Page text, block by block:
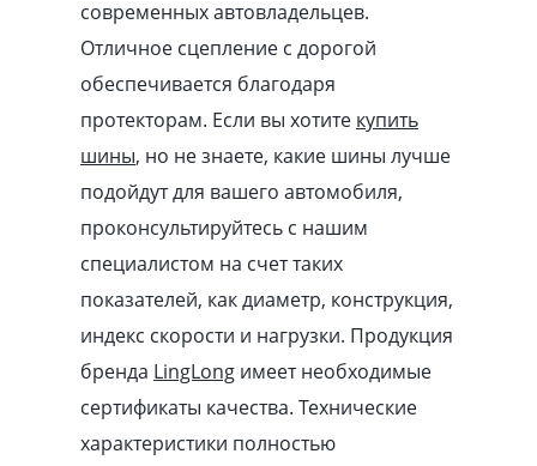
современных автовладельцев.
Отличное сцепление с дорогой
обеспечивается благодаря
протекторам. Если вы хотите купить
шины, но не знаете, какие шины лучше
подойдут для вашего автомобиля,
проконсультируйтесь с нашим
специалистом на счет таких
показателей, как диаметр, конструкция,
индекс скорости и нагрузки. Продукция
бренда LingLong имеет необходимые
сертификаты качества. Технические
характеристики полностью